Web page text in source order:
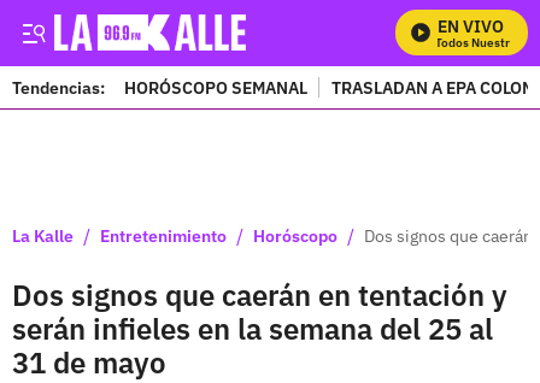
EN VIVO
Mira Todos Nuestros
Tendencias: HORÓSCOPO SEMANAL TRASLADAN A EPA
La Kalle / Entretenimiento / Horóscopo / Dos signos que
Dos signos que caerán en tentación y
serán infieles en la semana del 25 al
31 de mayo